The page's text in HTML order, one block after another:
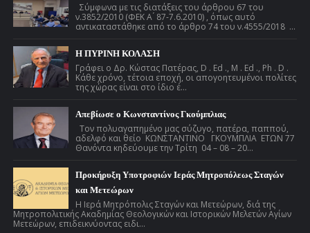
Σύμφωνα με τις διατάξεις του άρθρου 67 του
ν.3852/2010 (ΦΕΚ Α ́ 87-7.6.2010) , όπως αυτό
αντικαταστάθηκε από το άρθρο 74 του ν.4555/2018 ...
Η ΠΥΡΙΝΗ ΚΟΛΑΣΗ
Γράφει ο Δρ. Κώστας Πατέρας, D . Ed ., M . Ed ., Ph . D .
Κάθε χρόνο, τέτοια εποχή, οι απογοητευμένοι πολίτες
της χώρας είναι στο ίδιο έ...
Απεβίωσε ο Κωνσταντίνος Γκούμπλιας
Τον πολυαγαπημένο μας σύζυγο, πατέρα, παππού,
αδελφό και θείο ΚΩΝΣΤΑΝΤΙΝΟ ΓΚΟΥΜΠΛΙΑ ΕΤΩΝ 77
Θανόντα κηδεύουμε την Τρίτη 04 – 08 – 20...
Προκήρυξη Υποτροφιών Ιεράς Μητροπόλεως Σταγών
και Μετεώρων
Η Ιερά Μητρόπολις Σταγών και Μετεώρων, διά της
Μητροπολιτικής Ακαδημίας Θεολογικών και Ιστορικών Μελετών Αγίων
Μετεώρων, επιδεικνύοντας ειδι...